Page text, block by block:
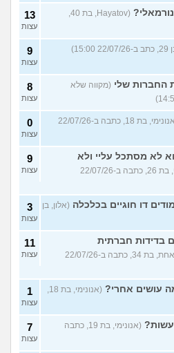
(Hayatov, בת 40,
13
עצות
9
עצות
החברות שלי (מקווה שלא
8
עצות
(אנונימי, בת 18, כתבה ב-22/07/26
0
עצות
לא מסתכל עליי ולא
(כינוי, בת 26, כתבה ב-22/07/26
9
עצות
דו חוגיים בכלכלה (אלון, בן
3
עצות
בדידות חברתית
(אחת, בת 34, כתבה ב-22/07/26
11
עצות
עושים אחרי?
(אנונימי, בת 18,
1
עצות
(אנונימי, בת 19, כתבה
7
עצות